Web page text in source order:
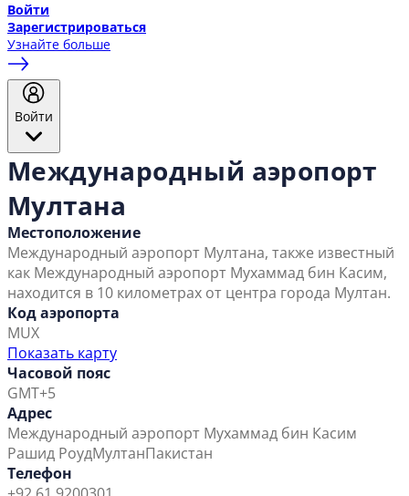
Войти
Зарегистрироваться
Узнайте больше
Войти
Международный аэропорт
Мултана
Местоположение
Международный аэропорт Мултана, также известный
как Международный аэропорт Мухаммад бин Касим,
находится в 10 километрах от центра города Мултан.
Код аэропорта
MUX
Показать карту
Часовой пояс
GMT+5
Адрес
Международный аэропорт Мухаммад бин Касим
Рашид РоудМултанПакистан
Телефон